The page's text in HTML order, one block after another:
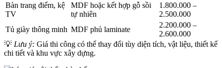
Bàn trang điểm, kệ
TV
MDF hoặc kết hợp gỗ sồi
tự nhiên
1.800.000 –
2.500.000
Tủ giày thông minh MDF phủ laminate
2.200.000 –
2.600.000
💡 Lưu ý: Giá thi công có thể thay đổi tùy diện tích, vật liệu, thiết kế
chi tiết và khu vực xây dựng.